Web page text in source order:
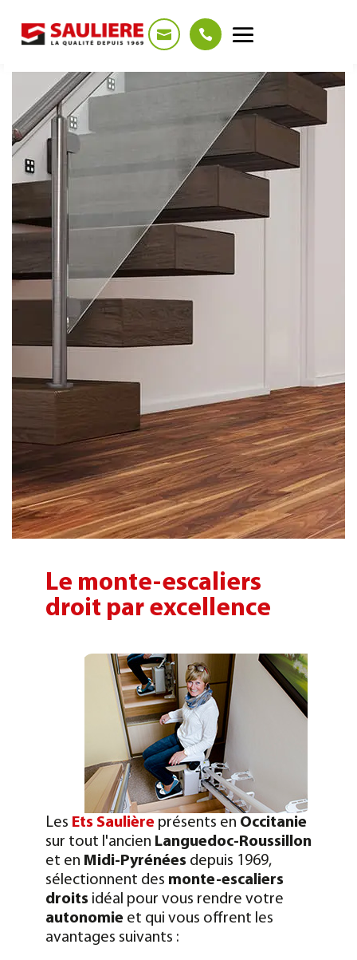
Le monte-escaliers
droit par excellence
Les Ets Saulièreprésents en Occitanie
sur tout l'ancien Languedoc-Roussillon
et en Midi-Pyrénées depuis 1969,
sélectionnent des monte-escaliers
droits idéal pour vous rendre votre
autonomieet qui vous offrent les
avantages suivants :